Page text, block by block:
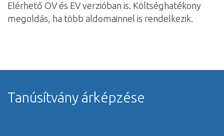
Elérhető OV és EV verzióban is. Költséghatékony
megoldás, ha több aldomainnel is rendelkezik.
Tanúsítvány árképzése